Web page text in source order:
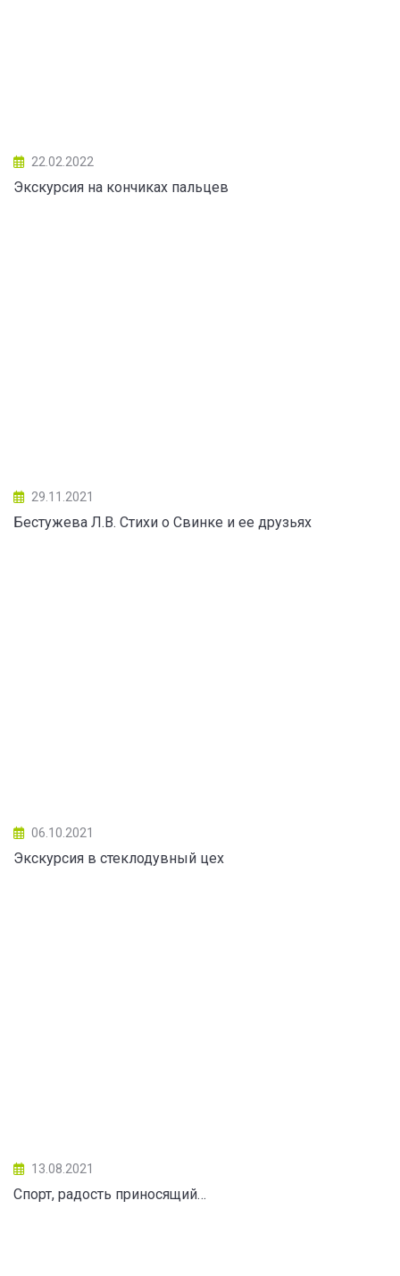
22.02.2022
Экскурсия на кончиках пальцев
29.11.2021
Бестужева Л.В. Стихи о Свинке и ее друзьях
06.10.2021
Экскурсия в стеклодувный цех
13.08.2021
Спорт, радость приносящий…